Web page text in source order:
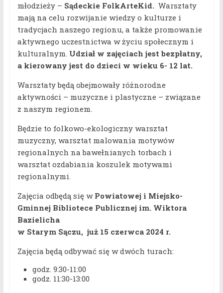
młodzieży – Sądeckie FolkArteKid.Warsztaty
mają na celu rozwijanie wiedzy o kulturze i
tradycjach naszego regionu, a także promowanie
aktywnego uczestnictwa w życiu społecznym i
kulturalnym. Udział w zajęciach jest bezpłatny,
a kierowany jest do dzieci w wieku 6- 12 lat.
Warsztaty będą obejmowały różnorodne
aktywności – muzyczne i plastyczne – związane
z naszym regionem.
Będzie to folkowo-ekologiczny warsztat
muzyczny, warsztat malowania motywów
regionalnych na bawełnianych torbach i
warsztat ozdabiania koszulek motywami
regionalnymi.
Zajęcia odbędą się wPowiatowej i Miejsko-
Gminnej Bibliotece Publicznej im. Wiktora
Bazielicha
w Starym Sączu, już 15 czerwca 2024 r.
Zajęcia będą odbywać się w dwóch turach:
godz. 9:30-11:00
godz. 11:30-13:00